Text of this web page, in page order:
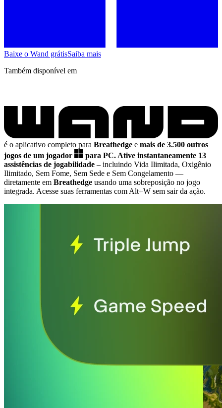
Baixe o Wand grátisSaiba mais
Também disponível em
é o aplicativo completo para Breathedge e mais de 3.500 outros
jogos de um jogador
para PC. Ative instantaneamente 13
assistências de jogabilidade – incluindo Vida Ilimitada, Oxigênio
Ilimitado, Sem Fome, Sem Sede e Sem Congelamento —
diretamente em Breathedge usando uma sobreposição no jogo
integrada. Acesse suas ferramentas com Alt+W sem sair da ação.